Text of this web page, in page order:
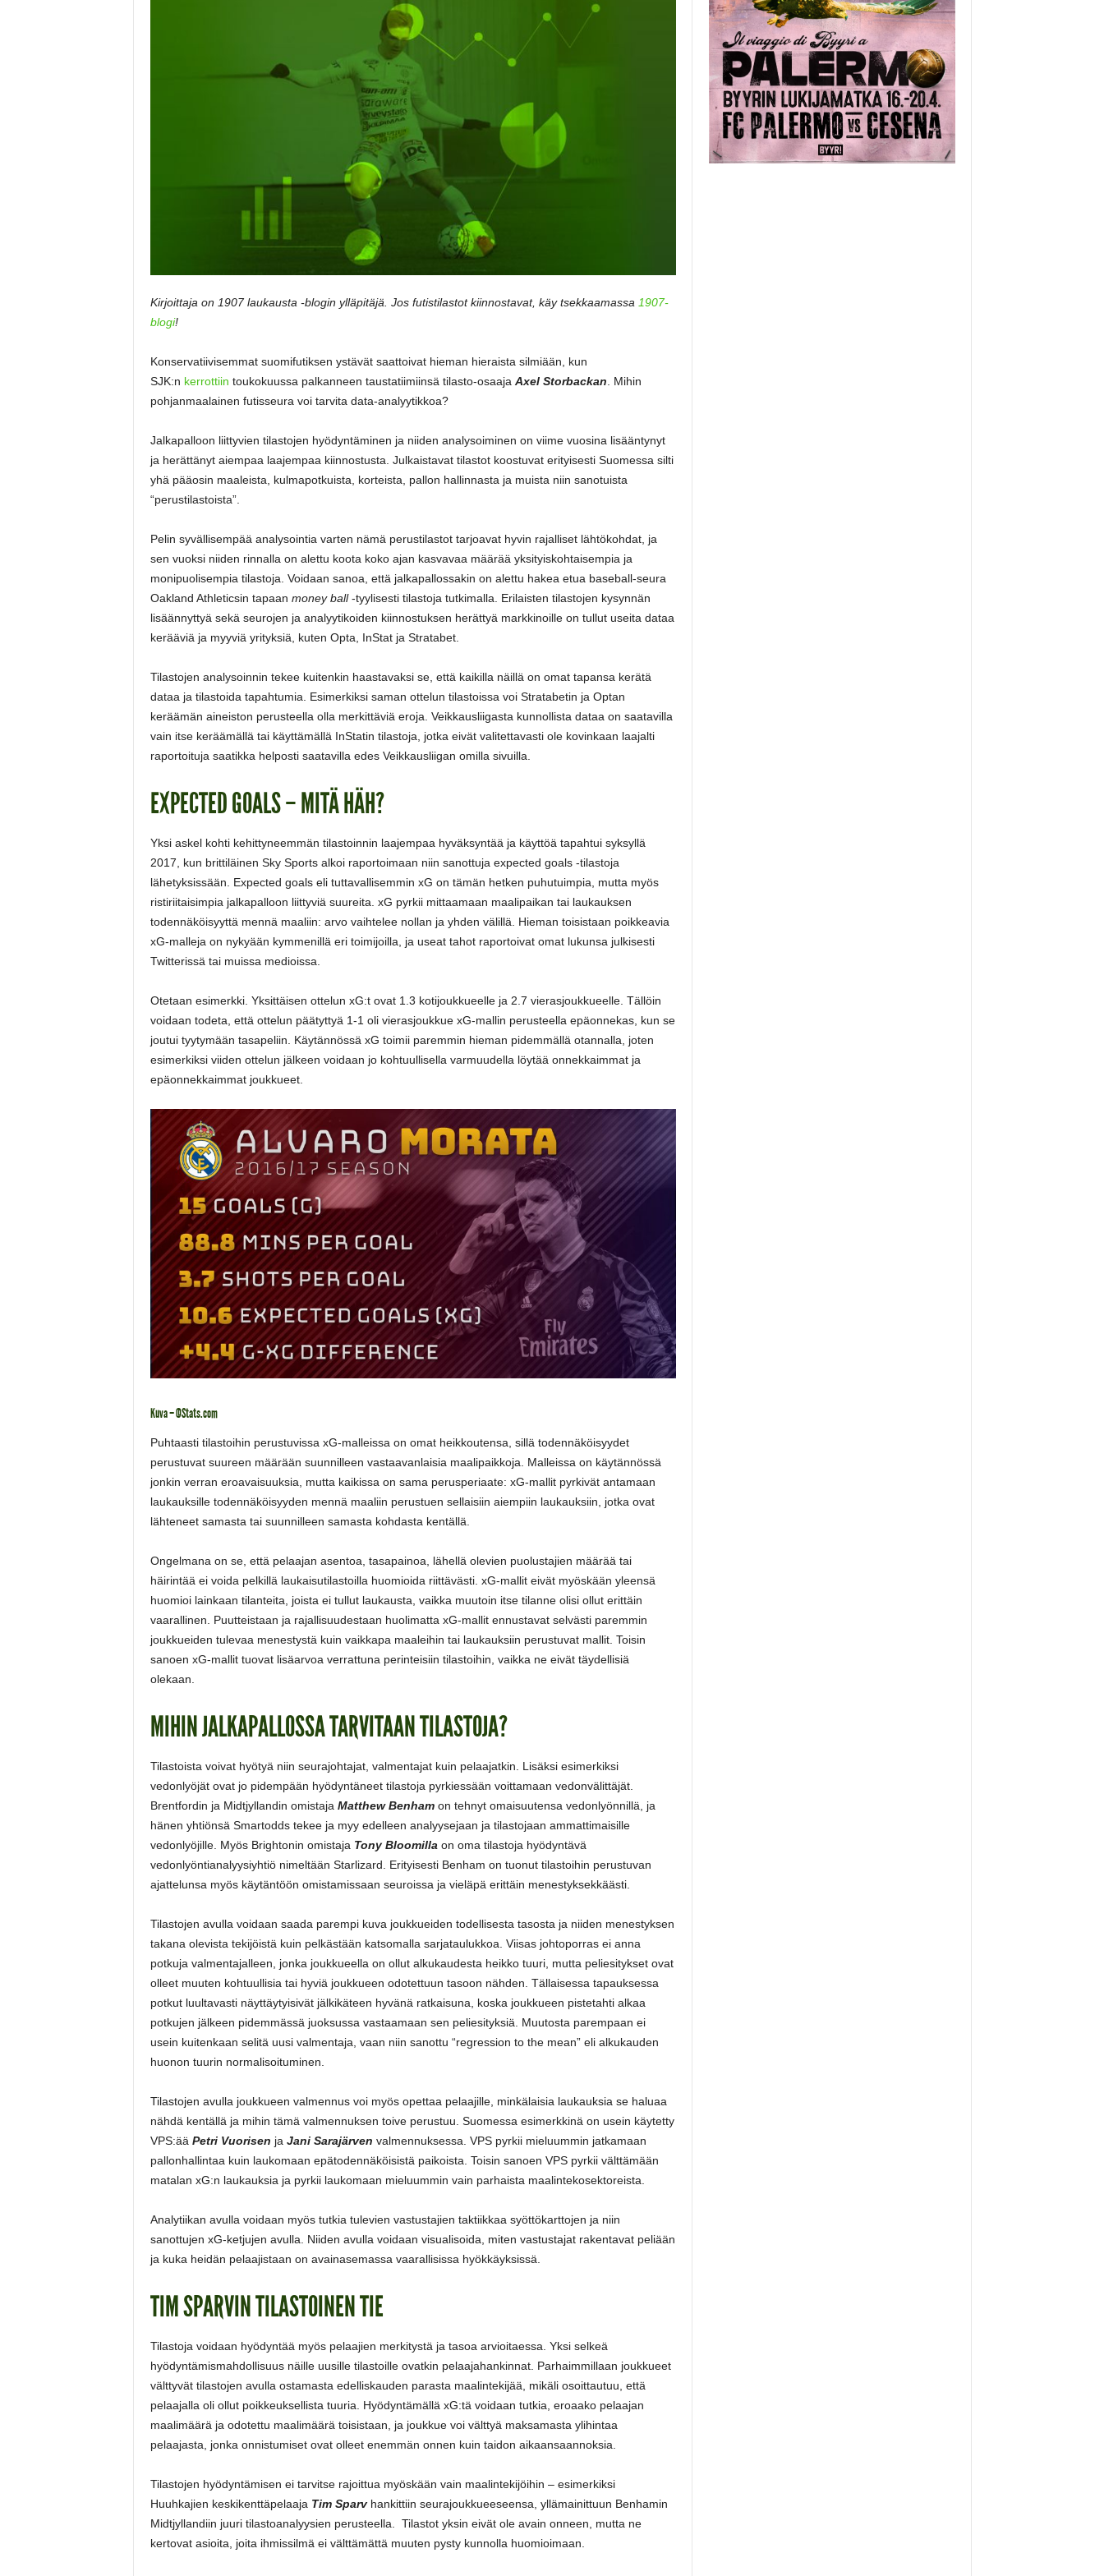
Kirjoittaja on 1907 laukausta -blogin ylläpitäjä. Jos futistilastot kiinnostavat, käy tsekkaamassa 1907-
blogi!
Konservatiivisemmat suomifutiksen ystävät saattoivat hieman hieraista silmiään, kun
SJK:n kerrottiin toukokuussa palkanneen taustatiimiinsä tilasto-osaaja Axel Storbackan . Mihin
pohjanmaalainen futisseura voi tarvita data-analyytikkoa?
Jalkapalloon liittyvien tilastojen hyödyntäminen ja niiden analysoiminen on viime vuosina lisääntynyt
ja herättänyt aiempaa laajempaa kiinnostusta. Julkaistavat tilastot koostuvat erityisesti Suomessa silti
yhä pääosin maaleista, kulmapotkuista, korteista, pallon hallinnasta ja muista niin sanotuista
“perustilastoista”.
Pelin syvällisempää analysointia varten nämä perustilastot tarjoavat hyvin rajalliset lähtökohdat, ja
sen vuoksi niiden rinnalla on alettu koota koko ajan kasvavaa määrää yksityiskohtaisempia ja
monipuolisempia tilastoja. Voidaan sanoa, että jalkapallossakin on alettu hakea etua baseball-seura
Oakland Athleticsin tapaan money ball-tyylisesti tilastoja tutkimalla. Erilaisten tilastojen kysynnän
lisäännyttyä sekä seurojen ja analyytikoiden kiinnostuksen herättyä markkinoille on tullut useita dataa
kerääviä ja myyviä yrityksiä, kuten Opta, InStat ja Stratabet.
Tilastojen analysoinnin tekee kuitenkin haastavaksi se, että kaikilla näillä on omat tapansa kerätä
dataa ja tilastoida tapahtumia. Esimerkiksi saman ottelun tilastoissa voi Stratabetin ja Optan
keräämän aineiston perusteella olla merkittäviä eroja. Veikkausliigasta kunnollista dataa on saatavilla
vain itse keräämällä tai käyttämällä InStatin tilastoja, jotka eivät valitettavasti ole kovinkaan laajalti
raportoituja saatikka helposti saatavilla edes Veikkausliigan omilla sivuilla.
EXPECTED GOALS – MITÄ HÄH?
Yksi askel kohti kehittyneemmän tilastoinnin laajempaa hyväksyntää ja käyttöä tapahtui syksyllä
2017, kun brittiläinen Sky Sports alkoi raportoimaan niin sanottuja expected goals -tilastoja
lähetyksissään. Expected goals eli tuttavallisemmin xG on tämän hetken puhutuimpia, mutta myös
ristiriitaisimpia jalkapalloon liittyviä suureita. xG pyrkii mittaamaan maalipaikan tai laukauksen
todennäköisyyttä mennä maaliin: arvo vaihtelee nollan ja yhden välillä. Hieman toisistaan poikkeavia
xG-malleja on nykyään kymmenillä eri toimijoilla, ja useat tahot raportoivat omat lukunsa julkisesti
Twitterissä tai muissa medioissa.
Otetaan esimerkki. Yksittäisen ottelun xG:t ovat 1.3 kotijoukkueelle ja 2.7 vierasjoukkueelle. Tällöin
voidaan todeta, että ottelun päätyttyä 1-1 oli vierasjoukkue xG-mallin perusteella epäonnekas, kun se
joutui tyytymään tasapeliin. Käytännössä xG toimii paremmin hieman pidemmällä otannalla, joten
esimerkiksi viiden ottelun jälkeen voidaan jo kohtuullisella varmuudella löytää onnekkaimmat ja
epäonnekkaimmat joukkueet.
Kuva – @Stats.com
Puhtaasti tilastoihin perustuvissa xG-malleissa on omat heikkoutensa, sillä todennäköisyydet
perustuvat suureen määrään suunnilleen vastaavanlaisia maalipaikkoja. Malleissa on käytännössä
jonkin verran eroavaisuuksia, mutta kaikissa on sama perusperiaate: xG-mallit pyrkivät antamaan
laukauksille todennäköisyyden mennä maaliin perustuen sellaisiin aiempiin laukauksiin, jotka ovat
lähteneet samasta tai suunnilleen samasta kohdasta kentällä.
Ongelmana on se, että pelaajan asentoa, tasapainoa, lähellä olevien puolustajien määrää tai
häirintää ei voida pelkillä laukaisutilastoilla huomioida riittävästi. xG-mallit eivät myöskään yleensä
huomioi lainkaan tilanteita, joista ei tullut laukausta, vaikka muutoin itse tilanne olisi ollut erittäin
vaarallinen. Puutteistaan ja rajallisuudestaan huolimatta xG-mallit ennustavat selvästi paremmin
joukkueiden tulevaa menestystä kuin vaikkapa maaleihin tai laukauksiin perustuvat mallit. Toisin
sanoen xG-mallit tuovat lisäarvoa verrattuna perinteisiin tilastoihin, vaikka ne eivät täydellisiä
olekaan.
MIHIN JALKAPALLOSSA TARVITAAN TILASTOJA?
Tilastoista voivat hyötyä niin seurajohtajat, valmentajat kuin pelaajatkin. Lisäksi esimerkiksi
vedonlyöjät ovat jo pidempään hyödyntäneet tilastoja pyrkiessään voittamaan vedonvälittäjät.
Brentfordin ja Midtjyllandin omistaja Matthew Benhamon tehnyt omaisuutensa vedonlyönnillä, ja
hänen yhtiönsä Smartodds tekee ja myy edelleen analyysejaan ja tilastojaan ammattimaisille
vedonlyöjille. Myös Brightonin omistaja Tony Bloomilla on oma tilastoja hyödyntävä
vedonlyöntianalyysiyhtiö nimeltään Starlizard. Erityisesti Benham on tuonut tilastoihin perustuvan
ajattelunsa myös käytäntöön omistamissaan seuroissa ja vieläpä erittäin menestyksekkäästi.
Tilastojen avulla voidaan saada parempi kuva joukkueiden todellisesta tasosta ja niiden menestyksen
takana olevista tekijöistä kuin pelkästään katsomalla sarjataulukkoa. Viisas johtoporras ei anna
potkuja valmentajalleen, jonka joukkueella on ollut alkukaudesta heikko tuuri, mutta peliesitykset ovat
olleet muuten kohtuullisia tai hyviä joukkueen odotettuun tasoon nähden. Tällaisessa tapauksessa
potkut luultavasti näyttäytyisivät jälkikäteen hyvänä ratkaisuna, koska joukkueen pistetahti alkaa
potkujen jälkeen pidemmässä juoksussa vastaamaan sen peliesityksiä. Muutosta parempaan ei
usein kuitenkaan selitä uusi valmentaja, vaan niin sanottu “regression to the mean” eli alkukauden
huonon tuurin normalisoituminen.
Tilastojen avulla joukkueen valmennus voi myös opettaa pelaajille, minkälaisia laukauksia se haluaa
nähdä kentällä ja mihin tämä valmennuksen toive perustuu. Suomessa esimerkkinä on usein käytetty
VPS:ää Petri Vuorisen ja Jani Sarajärven valmennuksessa. VPS pyrkii mieluummin jatkamaan
pallonhallintaa kuin laukomaan epätodennäköisistä paikoista. Toisin sanoen VPS pyrkii välttämään
matalan xG:n laukauksia ja pyrkii laukomaan mieluummin vain parhaista maalintekosektoreista.
Analytiikan avulla voidaan myös tutkia tulevien vastustajien taktiikkaa syöttökarttojen ja niin
sanottujen xG-ketjujen avulla. Niiden avulla voidaan visualisoida, miten vastustajat rakentavat peliään
ja kuka heidän pelaajistaan on avainasemassa vaarallisissa hyökkäyksissä.
TIM SPARVIN TILASTOINEN TIE
Tilastoja voidaan hyödyntää myös pelaajien merkitystä ja tasoa arvioitaessa. Yksi selkeä
hyödyntämismahdollisuus näille uusille tilastoille ovatkin pelaajahankinnat. Parhaimmillaan joukkueet
välttyvät tilastojen avulla ostamasta edelliskauden parasta maalintekijää, mikäli osoittautuu, että
pelaajalla oli ollut poikkeuksellista tuuria. Hyödyntämällä xG:tä voidaan tutkia, eroaako pelaajan
maalimäärä ja odotettu maalimäärä toisistaan, ja joukkue voi välttyä maksamasta ylihintaa
pelaajasta, jonka onnistumiset ovat olleet enemmän onnen kuin taidon aikaansaannoksia.
Tilastojen hyödyntämisen ei tarvitse rajoittua myöskään vain maalintekijöihin – esimerkiksi
Huuhkajien keskikenttäpelaaja Tim Sparv hankittiin seurajoukkueeseensa, yllämainittuun Benhamin
Midtjyllandiin juuri tilastoanalyysien perusteella. Tilastot yksin eivät ole avain onneen, mutta ne
kertovat asioita, joita ihmissilmä ei välttämättä muuten pysty kunnolla huomioimaan.